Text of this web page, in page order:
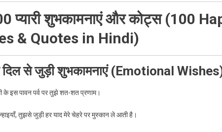
प्यारी शुभकामनाएं और कोट्स (100
& Quotes in Hindi)
से जुड़ी शुभकामनाएं (Emotional
के इस पावन पर्व पर तुझे शत-शत प्रणाम।
तुझसे जुड़ी हर याद मेरे चेहरे पर मुस्कान ले आती है।